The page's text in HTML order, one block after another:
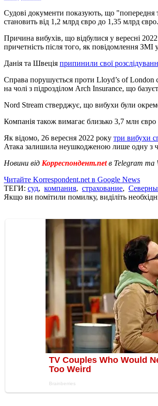
Судові документи показують, що "попередня
становить від 1,2 млрд євро до 1,35 млрд євро.
Причина вибухів, що відбулися у вересні
причетність після того, як повідомлення
Данія та Швеція припинили свої
Справа порушується проти Lloyd’s of London
на чолі з підрозділом Arch Insurance, що
Nord Stream стверджує, що вибухи були
Компанія також вимагає близько 3,7 млн
Як відомо, 26 вересня 2022 року три вибухи
Атака залишила неушкодженою лише одну з
Новини від Корреспондент.netв Telegram та
Читайте Korrespondent.net в Google News
ТЕГИ: суд, компания, страхование,
Якщо ви помітили помилку, виділіть